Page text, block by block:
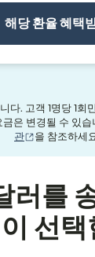
해당 환율 혜택
다. 고객 1명당 1회
은 변경될 수 있습
관
(새 창에서 열
을 참조하세
러를
선